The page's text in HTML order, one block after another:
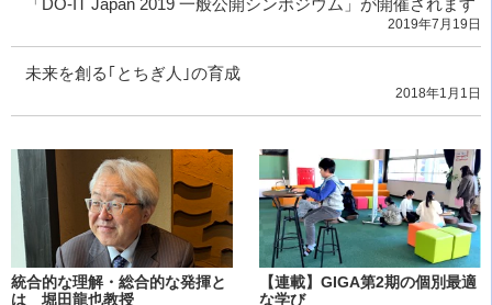
「DO-IT Japan 2019 一般公開シンポジウム」が開催されます
2019年7月19日
未来を創る｢とちぎ人｣の育成
2018年1月1日
統合的な理解・総合的な発揮と
は 堀田龍也教授
【連載】GIGA第2期の個別最適
な学び